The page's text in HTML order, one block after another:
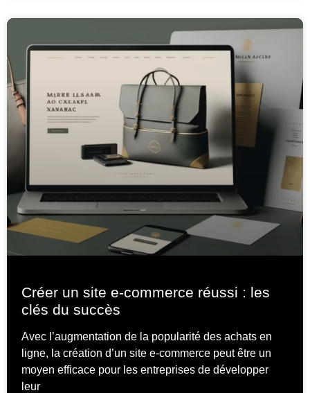
Créer un site e-commerce réussi : les
clés du succès
Avec l’augmentation de la popularité des achats en
ligne, la création d’un site e-commerce peut être un
moyen efficace pour les entreprises de développer
leur